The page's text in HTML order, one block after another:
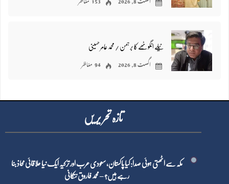
نیلے انگوٹھے کا برہمن / محمد عامر حسینی
اگست 8, 2026 94 مناظر
تازہ تحر یر یں
مکہ سے اٹھتی ہوئی صدا: کیا پاکستان، سعودی عرب اور ترکیہ ایک نیا علاقائی محاذ بنا
رہے ہیں؟ – محمد فاروق نتکانی